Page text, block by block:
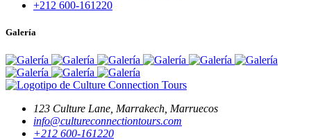
+212 600-161220
Galería
123 Culture Lane, Marrakech, Marruecos
info@cultureconnectiontours.com
+212 600-161220